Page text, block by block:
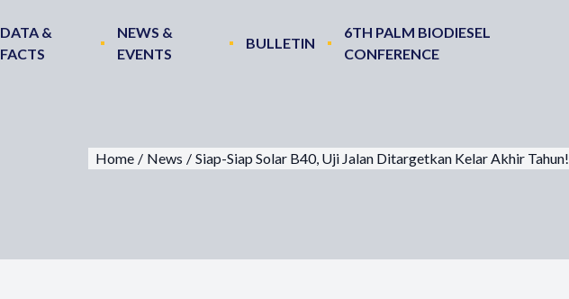
DATA &
FACTS
NEWS &
EVENTS
BULLETIN
6TH PALM BIODIESEL
CONFERENCE
Home / News / Siap-Siap Solar B40, Uji Jalan Ditargetkan Kelar Akhir Tahun!